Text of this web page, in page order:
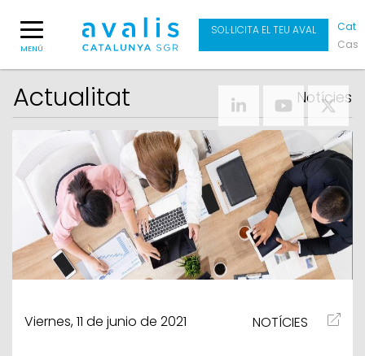
MENÚ
SOL·LICITA EL TEU AVAL
Cat
Cas
Actualitat Notícies
Viernes, 11 de junio de 2021 NOTÍCIES